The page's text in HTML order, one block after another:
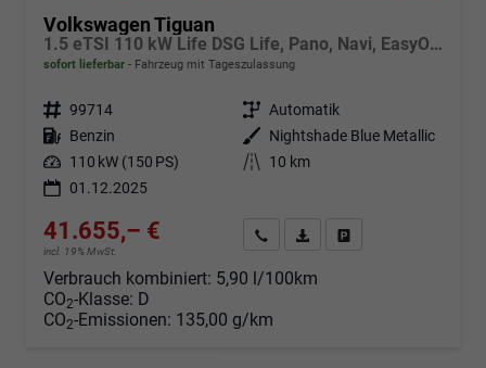
Volkswagen Tiguan
1.5 eTSI 110 kW Life DSG Life, Pano, Navi, EasyOpen, LED-Plus, 5 J.-Garantie
sofort lieferbar Fahrzeug mit Tageszulassung
Fahrzeugnr. 99714 Getriebe Automatik
Kraftstoff Benzin Außenfarbe
Nightshade Blue Metallic
Leistung 110 kW (150 PS) Kilometerstand
10 km
01.12.2025
41.655,– €
incl. 19% MwSt.
Angebot anfordern
Fahrzeugexpose (PDF)
Verbrauch kombiniert: 5,90 l/100km
CO2-Klasse: D
CO2-Emissionen: 135,00 g/km